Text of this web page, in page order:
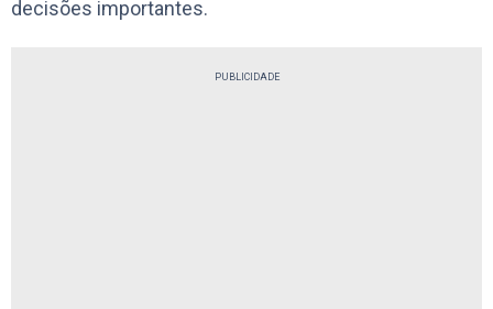
decisões importantes.
PUBLICIDADE